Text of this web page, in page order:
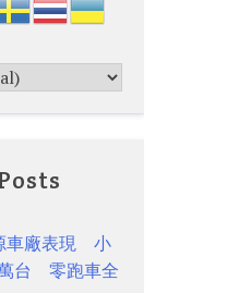
車廠表現 小
台 零跑車全